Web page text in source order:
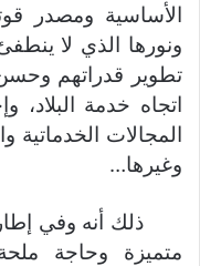
الأساسية ومصدر
ونورها الذي لا
تطوير قدراتهم
اتجاه خدمة
المجالات الخدماتية
وغيرها…
ذلك أنه وفي إطار
متميزة وحاجة